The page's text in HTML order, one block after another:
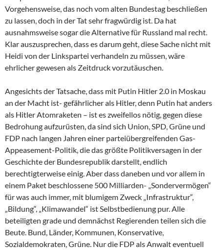
Vorgehensweise, das noch vom alten Bundestag beschließen
zu lassen, doch in der Tat sehr fragwürdig ist. Da hat
ausnahmsweise sogar die Alternative für Russland mal recht.
Klar auszusprechen, dass es darum geht, diese Sache nicht mit
Heidi von der Linkspartei verhandeln zu müssen, wäre
ehrlicher gewesen als Zeitdruck vorzutäuschen.
Angesichts der Tatsache, dass mit Putin Hitler 2.0 in Moskau
an der Macht ist- gefährlicher als Hitler, denn Putin hat anders
als Hitler Atomraketen – ist es zweifellos nötig, gegen diese
Bedrohung aufzurüsten, da sind sich Union, SPD, Grüne und
FDP nach langen Jahren einer parteiübergreifenden Gas-
Appeasement-Politik, die das größte Politikversagen in der
Geschichte der Bundesrepublik darstellt, endlich
berechtigterweise einig. Aber dass daneben und vor allem in
einem Paket beschlossene 500 Milliarden- „Sondervermögen“
für was auch immer, mit blumigem Zweck „Infrastruktur“,
„Bildung“, „Klimawandel“ ist Selbstbedienung pur. Alle
beteiligten grade und demnächst Regierenden teilen sich die
Beute. Bund, Länder, Kommunen, Konservative,
Sozialdemokraten, Grüne. Nur die FDP als Anwalt eventuell